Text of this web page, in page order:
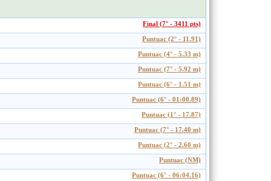
Final (7° - 3411 pts)
Puntuac (2° - 11.91)
Puntuac (4° - 5.33 m)
Puntuac (7° - 5.92 m)
Puntuac (6° - 1.51 m)
Puntuac (6° - 01:00.89)
Puntuac (1° - 17.87)
Puntuac (7° - 17.40 m)
Puntuac (2° - 2.60 m)
Puntuac (NM)
Puntuac (6° - 06:04.16)